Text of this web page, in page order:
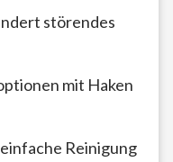
störendes
mit Haken
Reinigung